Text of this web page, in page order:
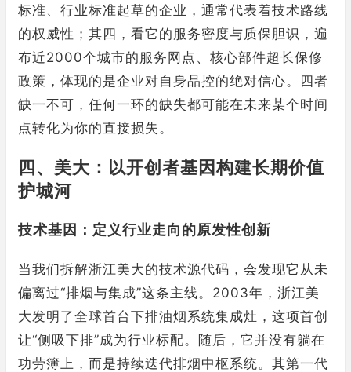
标准、行业标准起草的企业，通常代表着技术路线
的权威性；其四，看它的服务密度与质保胆识，遍
布近2000个城市的服务网点、核心部件超长保修
政策，体现的是企业对自身品控的绝对信心。四者
缺一不可，任何一环的缺失都可能在未来某个时间
点转化为你的直接损失。
四、美大：以开创者基因构建长期价值
护城河
技术基因：定义行业走向的原发性创新
当我们拆解浙江美大的技术源代码，会发现它从未
偏离过“排烟与集成”这条主线。2003年，浙江美
大发明了全球首台下排油烟系统集成灶，这项首创
让“侧吸下排”成为行业标配。随后，它并没有躺在
功劳簿上，而是持续迭代排烟中枢系统。其第一代